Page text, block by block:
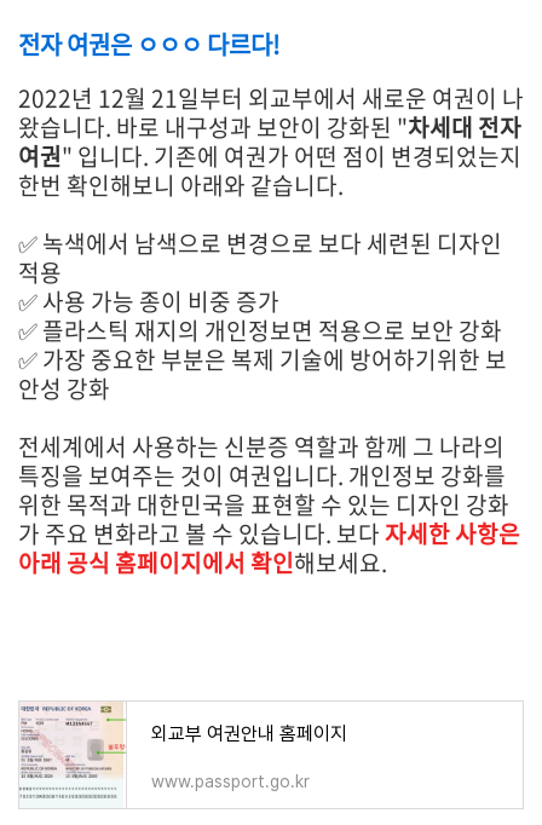
전자 여권은 ㅇㅇㅇ 다르다!
2022년 12월 21일부터 외교부에서 새로운 여권이 나
왔습니다. 바로 내구성과 보안이 강화된 "차세대 전자
여권" 입니다. 기존에 여권가 어떤 점이 변경되었는지
한번 확인해보니 아래와 같습니다.
✅ 녹색에서 남색으로 변경으로 보다 세련된 디자인
적용
✅ 사용 가능 종이 비중 증가
✅ 플라스틱 재지의 개인정보면 적용으로 보안 강화
✅ 가장 중요한 부분은 복제 기술에 방어하기위한 보
안성 강화
전세계에서 사용하는 신분증 역할과 함께 그 나라의
특징을 보여주는 것이 여권입니다. 개인정보 강화를
위한 목적과 대한민국을 표현할 수 있는 디자인 강화
가 주요 변화라고 볼 수 있습니다. 보다자세한 사항은
아래 공식 홈페이지에서 확인해보세요.
외교부 여권안내 홈페이지
www.passport.go.kr